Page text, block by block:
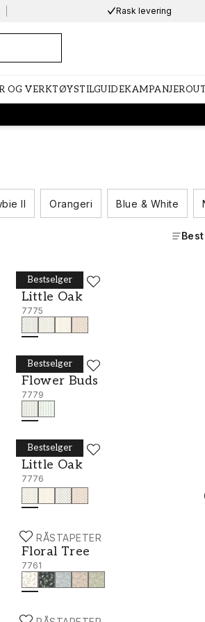
Rask levering
OG VERKTØYSTILGUIDEKAMPANJER
II Orangeri Blue & White
Bestselger
BORÅSTAPETER
Little Oak
7775
Little Oak - 7775
Bestselger
BORÅSTAPETER
Flower Buds
7779
Flower Buds - 7779
Bestselger
BORÅSTAPETER
Little Oak
7776
Little Oak - 7776
BORÅSTAPETER
Floral Tree
7761
Floral Tree - 7761